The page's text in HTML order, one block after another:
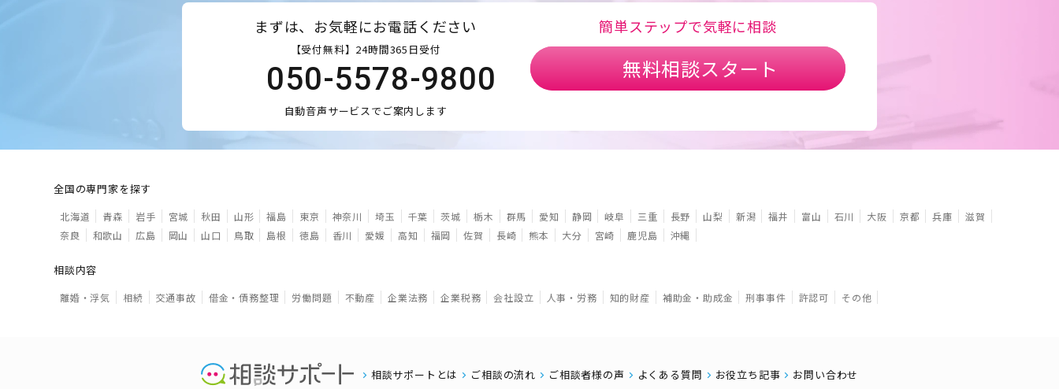
まずは、お気軽にお電話ください
【受付無料】24時間365日受付
050-5578-9800
自動音声サービスでご案内します
簡単ステップで気軽に相談
無料相談スタート
全国の専門家を探す
北海道 青森 岩手 宮城 秋田 山形 福島 東京 神奈川 埼玉 千葉 茨城 栃木 群馬 愛知 静岡 岐阜 三重 長野 山梨 新潟 福井 富山 石川 大阪 京都 兵庫
滋賀
奈良
和歌山 広島 岡山 山口 鳥取 島根 徳島 香川 愛媛 高知 福岡 佐賀 長崎 熊本 大分 宮崎 鹿児島 沖縄
相談内容
離婚・浮気 相続 交通事故 借金・債務整理 労働問題 不動産 企業法務 企業税務 会社設立 人事・労務 知的財産 補助金・助成金 刑事事件 許認可 その他
相談サポートとは ご相談の流れ ご相談者様の声 よくある質問 お役立ち記事 お問い合わせ